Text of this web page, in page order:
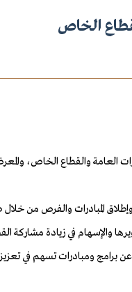
الخاص
أعمال النسخة الثانية من منتدى صندوق الاستثمارات
المبادرات والفرص من
والإسهام في زيادة مشاركة
رؤية المملكة 2030، مبيناً أن جلسات المنتدى ستشهد